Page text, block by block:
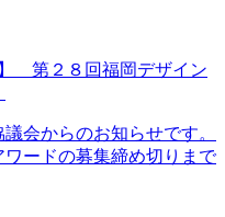
】 第２８回福岡デザイン
会からのお知らせです。
ードの募集締め切りまで